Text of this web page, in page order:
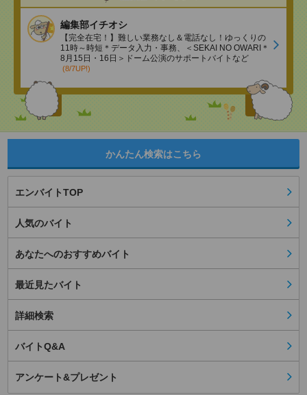
編集部イチオシ
【完全在宅！】難しい業務なし＆電話なし！ゆっくりの
11時～時短＊データ入力・事務、＜SEKAI NO OWARI＊
8月15日・16日＞ドーム公演のサポートバイトなど
(8/7UP!)
かんたん検索はこちら
エンバイトTOP
人気のバイト
あなたへのおすすめバイト
最近見たバイト
詳細検索
バイトQ&A
アンケート&プレゼント